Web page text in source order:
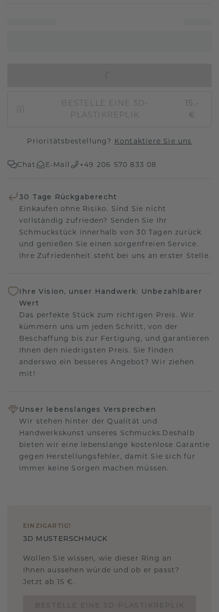
BESTELLE EINE 3D-
PLASTIKREPLIK
15,-
€
Prioritätsbestellung? Kontaktiere Sie uns
Chat E-Mail +49 206 570 833 08
30 Tage Rückgaberecht
Einkaufen ohne Risiko. Sind Sie nicht
vollständig zufrieden? Senden Sie Ihr
Schmuckstück innerhalb von 30 Tagen zurück
und genießen Sie einen sorgenfreien Service.
Ihre Zufriedenheit steht bei uns an erster Stelle.
Ihre Vision, unser Handwerk: Unbezahlbarer
Wert
Das perfekte Stück zum richtigen Preis. Wir
kümmern uns um jeden Schritt, von der
Beschaffung bis zur Fertigung, und garantieren
Ihnen den niedrigsten Preis. Sie finden
anderswo ein besseres Angebot? Wir ziehen
mit!
Unser lebenslanges Versprechen
Wir stehen hinter der Qualität und
Handwerkskunst unseres Schmucks.Deshalb
bieten wir eine lebenslange kostenlose Garantie
gegen Herstellungsfehler, damit Sie sich für
immer keine Sorgen machen müssen.
EINZIGARTIG !
3D MUSTERSCHMUCK
Wollen Sie wissen, wie dieser Ring an
Ihnen aussehen würde und ob er passt?
Jetzt ab 15 €.